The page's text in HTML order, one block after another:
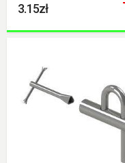
3.15zł